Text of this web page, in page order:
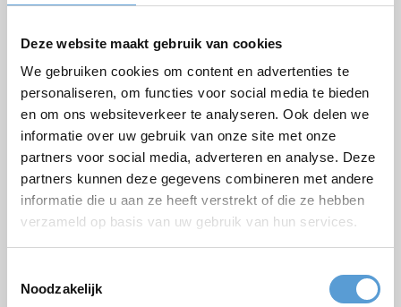
Deze website maakt gebruik van cookies
We gebruiken cookies om content en advertenties te
personaliseren, om functies voor social media te bieden
en om ons websiteverkeer te analyseren. Ook delen we
informatie over uw gebruik van onze site met onze
partners voor social media, adverteren en analyse. Deze
partners kunnen deze gegevens combineren met andere
informatie die u aan ze heeft verstrekt of die ze hebben
verzameld op basis van uw gebruik van hun services.
Noodzakelijk
Vrijblijvende offerte:
Arrangement
Bedrijf / Groepsnaam
Gelegenheid
Voornaam
E-mail *